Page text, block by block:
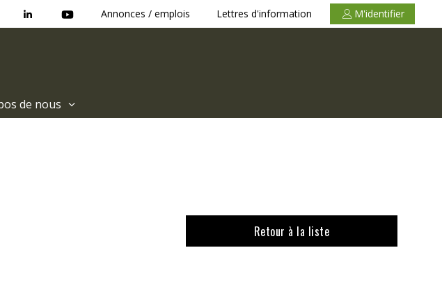
Annonces / emplois Lettres d'information M'identifier
de nous
Retour à la liste